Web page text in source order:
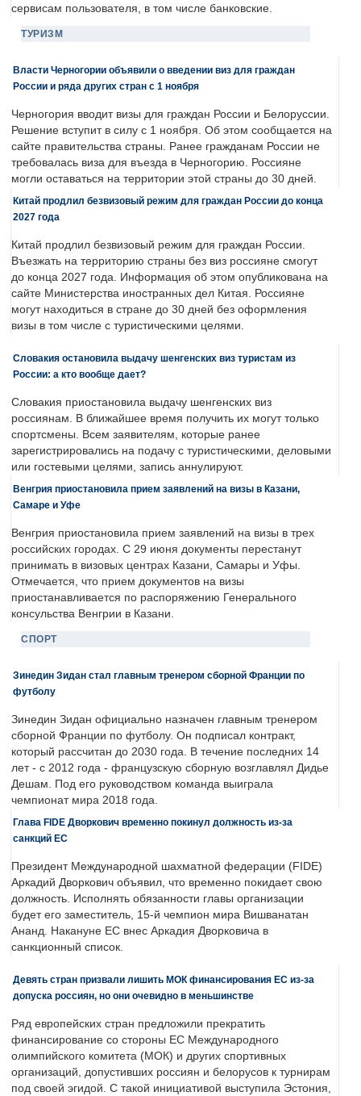
сервисам пользователя, в том числе банковские.
ТУРИЗМ
Власти Черногории объявили о введении виз для граждан
России и ряда других стран с 1 ноября
Черногория вводит визы для граждан России и Белоруссии.
Решение вступит в силу с 1 ноября. Об этом сообщается на
сайте правительства страны. Ранее гражданам России не
требовалась виза для въезда в Черногорию. Россияне
могли оставаться на территории этой страны до 30 дней.
Китай продлил безвизовый режим для граждан России до конца
2027 года
Китай продлил безвизовый режим для граждан России.
Въезжать на территорию страны без виз россияне смогут
до конца 2027 года. Информация об этом опубликована на
сайте Министерства иностранных дел Китая. Россияне
могут находиться в стране до 30 дней без оформления
визы в том числе с туристическими целями.
Словакия остановила выдачу шенгенских виз туристам из
России: а кто вообще дает?
Словакия приостановила выдачу шенгенских виз
россиянам. В ближайшее время получить их могут только
спортсмены. Всем заявителям, которые ранее
зарегистрировались на подачу с туристическими, деловыми
или гостевыми целями, запись аннулируют.
Венгрия приостановила прием заявлений на визы в Казани,
Самаре и Уфе
Венгрия приостановила прием заявлений на визы в трех
российских городах. С 29 июня документы перестанут
принимать в визовых центрах Казани, Самары и Уфы.
Отмечается, что прием документов на визы
приостанавливается по распоряжению Генерального
консульства Венгрии в Казани.
СПОРТ
Зинедин Зидан стал главным тренером сборной Франции по
футболу
Зинедин Зидан официально назначен главным тренером
сборной Франции по футболу. Он подписал контракт,
который рассчитан до 2030 года. В течение последних 14
лет - с 2012 года - французскую сборную возглавлял Дидье
Дешам. Под его руководством команда выиграла
чемпионат мира 2018 года.
Глава FIDE Дворкович временно покинул должность из-за
санкций ЕС
Президент Международной шахматной федерации (FIDE)
Аркадий Дворкович объявил, что временно покидает свою
должность. Исполнять обязанности главы организации
будет его заместитель, 15-й чемпион мира Вишванатан
Ананд. Накануне ЕС внес Аркадия Дворковича в
санкционный список.
Девять стран призвали лишить МОК финансирования ЕС из-за
допуска россиян, но они очевидно в меньшинстве
Ряд европейских стран предложили прекратить
финансирование со стороны ЕС Международного
олимпийского комитета (МОК) и других спортивных
организаций, допустивших россиян и белорусов к турнирам
под своей эгидой. С такой инициативой выступила Эстония,